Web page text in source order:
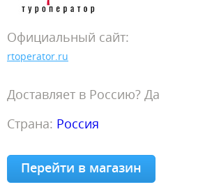
Официальный сайт:
rtoperator.ru
Доставляет в Россию? Да
Страна: Россия
Перейти в магазин